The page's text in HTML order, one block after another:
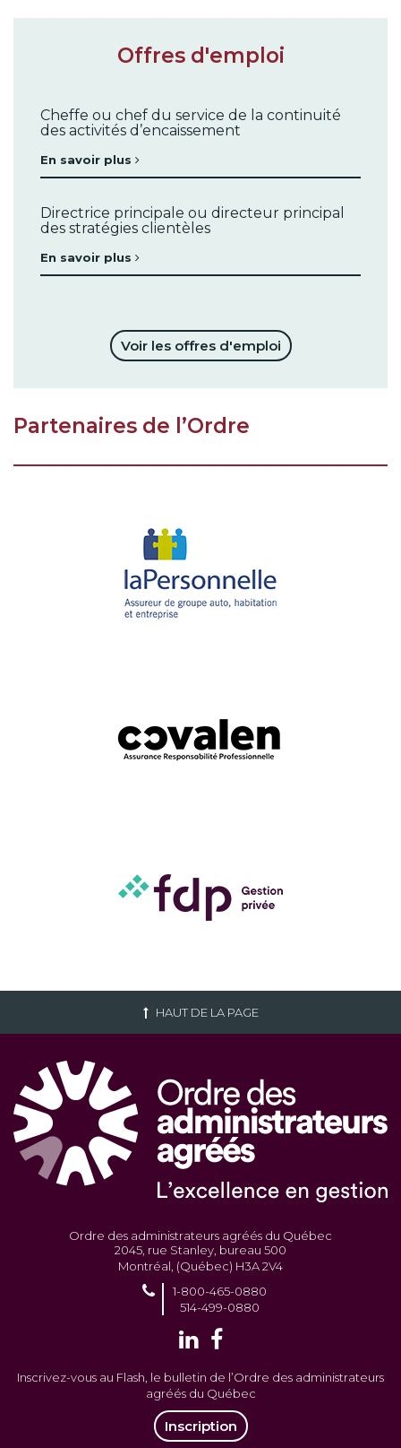
Offres d'emploi
Cheffe ou chef du service de la continuité
des activités d’encaissement
En savoir plus
Directrice principale ou directeur principal
des stratégies clientèles
En savoir plus
Voir les offres d'emploi
Partenaires de l’Ordre
HAUT DE LA PAGE
Ordre des administrateurs agréés du Québec
2045, rue Stanley, bureau 500
Montréal, (Québec) H3A 2V4
1-800-465-0880
514-499-0880
Inscrivez-vous au Flash, le bulletin de l’Ordre des administrateurs
agréés du Québec
Inscription